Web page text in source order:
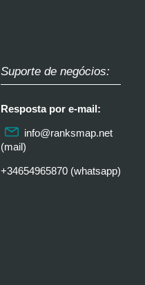
Suporte de negócios:
Resposta por e-mail:
info@ranksmap.net
(mail)
+34654965870 (whatsapp)